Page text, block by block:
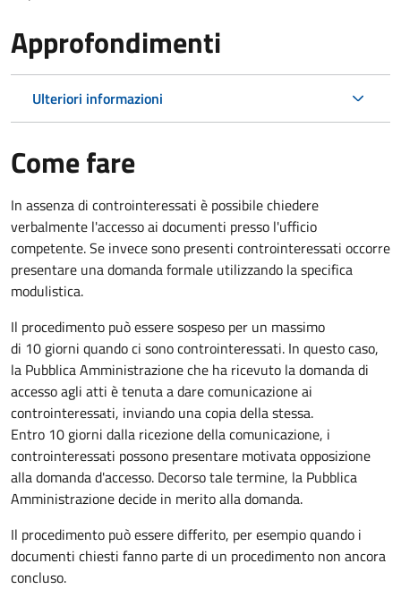
Approfondimenti
Ulteriori informazioni
Come fare
In assenza di controinteressati è possibile chiedere
verbalmente l'accesso ai documenti presso l'ufficio
competente. Se invece sono presenti controinteressati occorre
presentare una domanda formale utilizzando la specifica
modulistica.
Il procedimento può essere sospeso per un massimo
di 10 giorni quando ci sono controinteressati. In questo caso,
la Pubblica Amministrazione che ha ricevuto la domanda di
accesso agli atti è tenuta a dare comunicazione ai
controinteressati, inviando una copia della stessa.
Entro 10 giorni dalla ricezione della comunicazione, i
controinteressati possono presentare motivata opposizione
alla domanda d'accesso. Decorso tale termine, la Pubblica
Amministrazione decide in merito alla domanda.
Il procedimento può essere differito, per esempio quando i
documenti chiesti fanno parte di un procedimento non ancora
concluso.